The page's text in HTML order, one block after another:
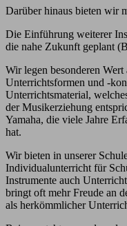
Darüber hinaus bieten wir
Die Einführung weiterer
die nahe Zukunft geplant
Wir legen besonderen Wert
Unterrichtsformen und -
Unterrichtsmaterial,
der Musikerziehung
Yamaha, die viele Jahre
hat.
Wir bieten in unserer
Individualunterricht für
Instrumente auch
bringt oft mehr Freude an
als herkömmlicher